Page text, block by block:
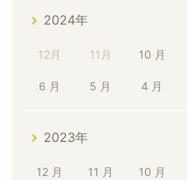
2024年
12月 11月 10 月
6 月 5 月 4 月
2023年
12 月 11 月 10 月